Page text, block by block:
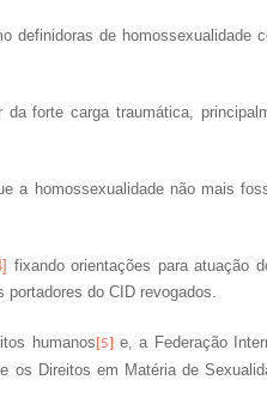
de homossexualidade
forte carga traumática,
a homossexualidade não mais
fixando orientações para atuação
do CID revogados.
humanos [5] e, a Federação
Direitos em Matéria de